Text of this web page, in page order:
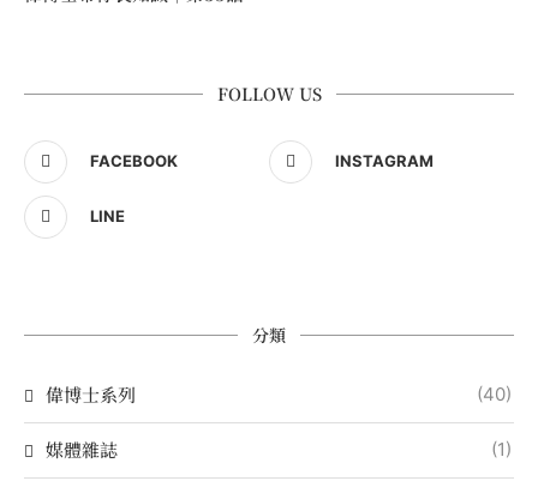
FOLLOW US
FACEBOOK INSTAGRAM
LINE
分類
偉博士系列 (40)
媒體雜誌 (1)